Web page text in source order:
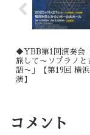
◆YBB第1回演奏会
旅して〜ソプラノと
語〜」【第19回 横
演】
コメント